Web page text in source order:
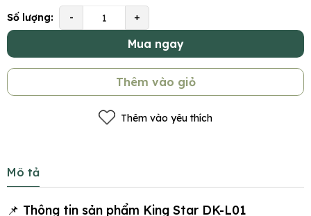
Số lượng: - +
Mua ngay
Thêm vào giỏ
Thêm vào yêu thích
Mô tả
📌 Thông tin sản phẩm King Star DK-L01